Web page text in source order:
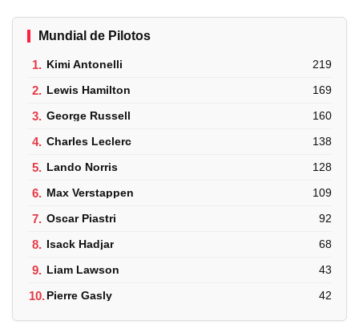
Mundial de Pilotos
1. Kimi Antonelli 219
2. Lewis Hamilton 169
3. George Russell 160
4. Charles Leclerc 138
5. Lando Norris 128
6. Max Verstappen 109
7. Oscar Piastri 92
8. Isack Hadjar 68
9. Liam Lawson 43
10.Pierre Gasly 42